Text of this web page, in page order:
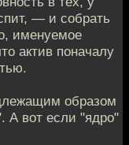
— и собрать
именуемое
актив поначалу
образом
А вот если "ядро"